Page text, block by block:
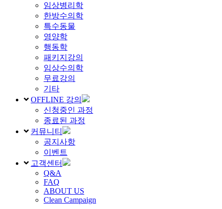
임상병리학
한방수의학
특수동물
영양학
행동학
패키지강의
임상수의학
무료강의
기타
OFFLINE 강의
신청중인 과정
종료된 과정
커뮤니티
공지사항
이벤트
고객센터
Q&A
FAQ
ABOUT US
Clean Campaign